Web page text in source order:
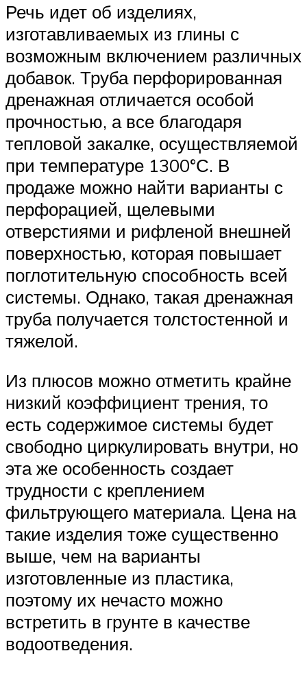
Речь идет об изделиях,
изготавливаемых из глины с
возможным включением различных
добавок. Труба перфорированная
дренажная отличается особой
прочностью, а все благодаря
тепловой закалке, осуществляемой
при температуре 1300°С. В
продаже можно найти варианты с
перфорацией, щелевыми
отверстиями и рифленой внешней
поверхностью, которая повышает
поглотительную способность всей
системы. Однако, такая дренажная
труба получается толстостенной и
тяжелой.
Из плюсов можно отметить крайне
низкий коэффициент трения, то
есть содержимое системы будет
свободно циркулировать внутри, но
эта же особенность создает
трудности с креплением
фильтрующего материала. Цена на
такие изделия тоже существенно
выше, чем на варианты
изготовленные из пластика,
поэтому их нечасто можно
встретить в грунте в качестве
водоотведения.